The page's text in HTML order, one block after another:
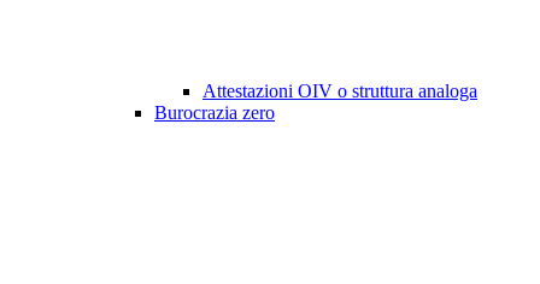
Attestazioni OIV o struttura analoga
Burocrazia zero